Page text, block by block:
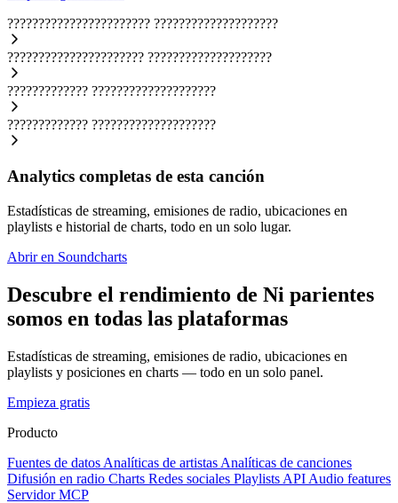
??????????????????????? ????????????????????
?????????????????????? ????????????????????
????????????? ????????????????????
????????????? ????????????????????
Analytics completas de esta canción
Estadísticas de streaming, emisiones de radio, ubicaciones en
playlists e historial de charts, todo en un solo lugar.
Abrir en Soundcharts
Descubre el rendimiento de Ni parientes
somos en todas las plataformas
Estadísticas de streaming, emisiones de radio, ubicaciones en
playlists y posiciones en charts — todo en un solo panel.
Empieza gratis
Producto
Fuentes de datos Analíticas de artistas Analíticas de canciones
Difusión en radio Charts Redes sociales Playlists API Audio features
Servidor MCP